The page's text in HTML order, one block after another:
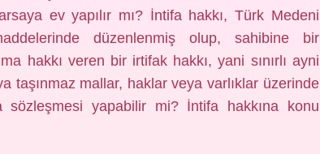
ev yapılır mı? İntifa hakkı, Türk Medeni
düzenlenmiş olup, sahibine bir
hakkı veren bir irtifak hakkı, yani sınırlı ayni
taşınmaz mallar, haklar veya varlıklar üzerinde
sözleşmesi yapabilir mi? İntifa hakkına konu